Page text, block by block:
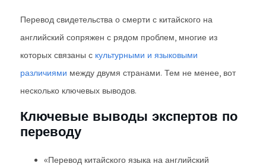
Перевод свидетельства о смерти с китайского на
английский сопряжен с рядом проблем, многие из
которых связаны с культурными и языковыми
различиями между двумя странами. Тем не менее, вот
несколько ключевых выводов.
Ключевые выводы экспертов по
переводу
«Перевод китайского языка на английский